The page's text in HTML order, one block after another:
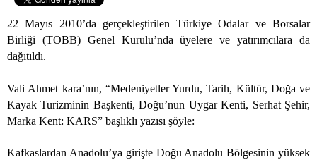
22 Mayıs 2010’da gerçekleştirilen Türkiye Odalar ve Borsalar
Birliği (TOBB) Genel Kurulu’nda üyelere ve yatırımcılara da
dağıtıldı.
Vali Ahmet kara’nın, “Medeniyetler Yurdu, Tarih, Kültür, Doğa ve
Kayak Turizminin Başkenti, Doğu’nun Uygar Kenti, Serhat Şehir,
Marka Kent: KARS” başlıklı yazısı şöyle:
Kafkaslardan Anadolu’ya girişte Doğu Anadolu Bölgesinin yüksek